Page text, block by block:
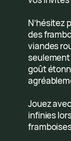
N’hésitez
des
viandes
seulement
goût
Jouez
infinies